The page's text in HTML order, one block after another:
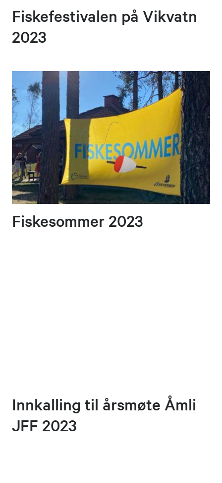
Fiskefestivalen på Vikvatn
2023
Fiskesommer 2023
Innkalling til årsmøte Åmli
JFF 2023